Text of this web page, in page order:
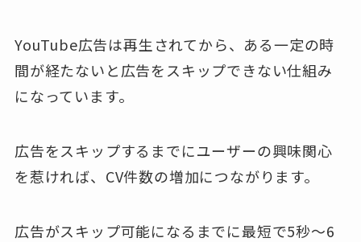
YouTube広告は再生されてから、ある一定の時
間が経たないと広告をスキップできない仕組み
になっています。
広告をスキップするまでにユーザーの興味関心
を惹ければ、CV件数の増加につながります。
広告がスキップ可能になるまでに最短で5秒〜6